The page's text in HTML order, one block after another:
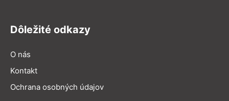
Dôležité odkazy
O nás
Kontakt
Ochrana osobných údajov